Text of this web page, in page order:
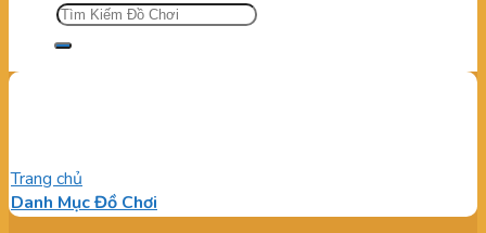
Tìm
kiếm:
Trang chủ
Danh Mục Đồ Chơi